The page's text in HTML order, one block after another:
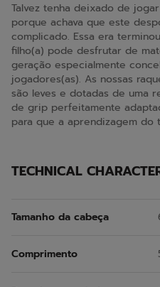
Talvez tenha deixado de
porque achava que este
complicado. Essa era
filho(a) pode desfrutar de
geração especialmente
jogadores(as). As nossas
são leves e dotadas de uma
de grip perfeitamente
para que a aprendizagem do
TECHNICAL
Tamanho da cabeça
Comprimento